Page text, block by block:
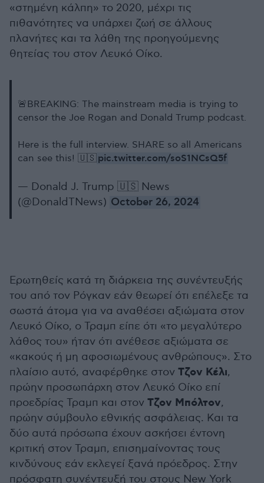
«στημένη κάλπη» το 2020, μέχρι τις
πιθανότητες να υπάρχει ζωή σε άλλους
πλανήτες και τα λάθη της προηγούμενης
θητείας του στον Λευκό Οίκο.
🚨BREAKING: The mainstream media is trying to
censor the Joe Rogan and Donald Trump podcast.
Here is the full interview. SHARE so all Americans
can see this! 🇺🇸pic.twitter.com/soS1NCsQ5f
— Donald J. Trump 🇺🇸 News
(@DonaldTNews) October 26, 2024
Ερωτηθείς κατά τη διάρκεια της συνέντευξής
του από τον Ρόγκαν εάν θεωρεί ότι επέλεξε τα
σωστά άτομα για να αναθέσει αξιώματα στον
Λευκό Οίκο, ο Τραμπ είπε ότι «το μεγαλύτερο
λάθος του» ήταν ότι ανέθεσε αξιώματα σε
«κακούς ή μη αφοσιωμένους ανθρώπους». Στο
πλαίσιο αυτό, αναφέρθηκε στον Τζον Κέλι,
πρώην προσωπάρχη στον Λευκό Οίκο επί
προεδρίας Τραμπ και στον Τζον Μπόλτον,
πρώην σύμβουλο εθνικής ασφάλειας. Και τα
δύο αυτά πρόσωπα έχουν ασκήσει έντονη
κριτική στον Τραμπ, επισημαίνοντας τους
κινδύνους εάν εκλεγεί ξανά πρόεδρος. Στην
πρόσφατη συνέντευξή του στους New York